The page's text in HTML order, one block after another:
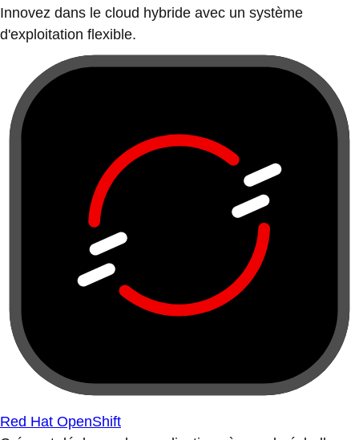
Innovez dans le cloud hybride avec un système
d'exploitation flexible.
Red Hat OpenShift